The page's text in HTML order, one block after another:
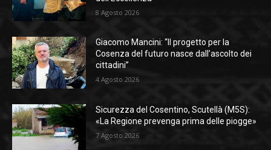
8 Agosto 2026
Giacomo Mancini: “Il progetto per la
Cosenza del futuro nasce dall’ascolto dei
cittadini”
4 Agosto 2026
Sicurezza del Cosentino, Scutellà (M5S):
«La Regione prevenga prima delle piogge»
7 Agosto 2026